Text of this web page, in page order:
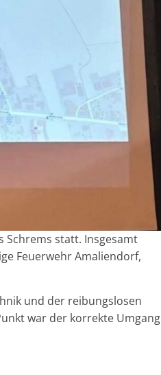
Schrems statt. Insgesamt
Feuerwehr Amaliendorf,
und der reibungslosen
war der korrekte Umgang